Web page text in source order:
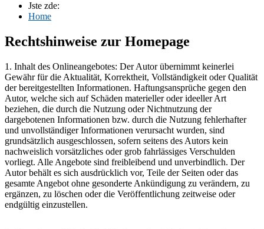
Jste zde:
Home
Rechtshinweise zur Homepage
1. Inhalt des Onlineangebotes: Der Autor übernimmt keinerlei
Gewähr für die Aktualität, Korrektheit, Vollständigkeit oder Qualität
der bereitgestellten Informationen. Haftungsansprüche gegen den
Autor, welche sich auf Schäden materieller oder ideeller Art
beziehen, die durch die Nutzung oder Nichtnutzung der
dargebotenen Informationen bzw. durch die Nutzung fehlerhafter
und unvollständiger Informationen verursacht wurden, sind
grundsätzlich ausgeschlossen, sofern seitens des Autors kein
nachweislich vorsätzliches oder grob fahrlässiges Verschulden
vorliegt. Alle Angebote sind freibleibend und unverbindlich. Der
Autor behält es sich ausdrücklich vor, Teile der Seiten oder das
gesamte Angebot ohne gesonderte Ankündigung zu verändern, zu
ergänzen, zu löschen oder die Veröffentlichung zeitweise oder
endgültig einzustellen.